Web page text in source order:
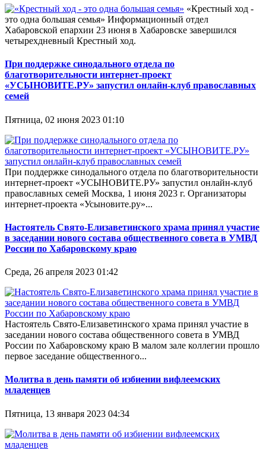
«Крестный ход -
это одна большая семья» Информационный отдел
Хабаровской епархии 23 июня в Хабаровске завершился
четырехдневный Крестный ход.
При поддержке синодального отдела по
благотворительности интернет-проект
«УСЫНОВИТЕ.РУ» запустил онлайн-клуб православных
семей
Пятница, 02 июня 2023 01:10
При поддержке синодального отдела по благотворительности
интернет-проект «УСЫНОВИТЕ.РУ» запустил онлайн-клуб
православных семей Москва, 1 июня 2023 г. Организаторы
интернет-проекта «Усыновите.ру»...
Настоятель Свято-Елизаветинского храма принял участие
в заседании нового состава общественного совета в УМВД
России по Хабаровскому краю
Среда, 26 апреля 2023 01:42
Настоятель Свято-Елизаветинского храма принял участие в
заседании нового состава общественного совета в УМВД
России по Хабаровскому краю В малом зале коллегии прошло
первое заседание общественного...
Молитва в день памяти об избиении вифлеемских
младенцев
Пятница, 13 января 2023 04:34